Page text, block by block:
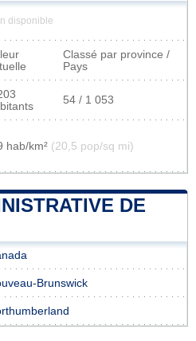
disponible
Classé par province /
Pays
54 / 1 053
hab/km² (20,5 pop/sq mi)
DE
Brunswick